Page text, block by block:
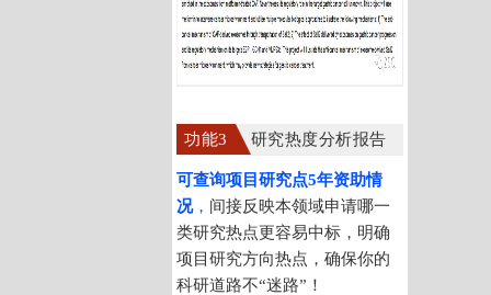
功能3 研究热度分析报告
可查询项目研究点5年资助情
况， 间接反映本领域申请哪一
类研究热点更容易中标，明确
项目研究方向热点，确保你的
科研道路不“迷路”！